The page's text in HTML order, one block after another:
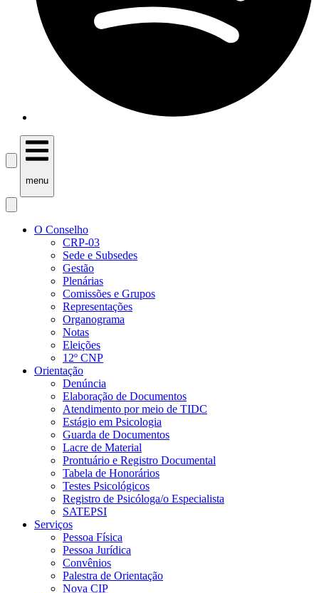
menu
O Conselho
CRP-03
Sede e Subsedes
Gestão
Plenárias
Comissões e Grupos
Representações
Organograma
Notas
Eleições
12º CNP
Orientação
Denúncia
Elaboração de Documentos
Atendimento por meio de TIDC
Estágio em Psicologia
Guarda de Documentos
Lacre de Material
Prontuário e Registro Documental
Tabela de Honorários
Testes Psicológicos
Registro de Psicóloga/o Especialista
SATEPSI
Serviços
Pessoa Física
Pessoa Jurídica
Convênios
Palestra de Orientação
Nova CIP